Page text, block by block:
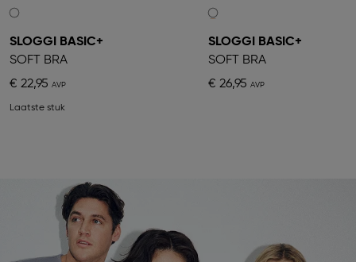
SLOGGI BASIC+
SOFT BRA
€ 22,95
Laatste stuk
SLOGGI BASIC+
SOFT BRA
€ 26,95